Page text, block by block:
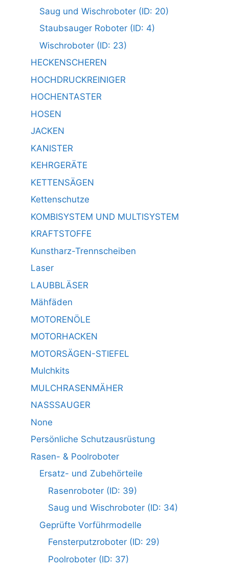
Saug und Wischroboter (ID: 20)
Staubsauger Roboter (ID: 4)
Wischroboter (ID: 23)
HECKENSCHEREN
HOCHDRUCKREINIGER
HOCHENTASTER
HOSEN
JACKEN
KANISTER
KEHRGERÄTE
KETTENSÄGEN
Kettenschutze
KOMBISYSTEM UND MULTISYSTEM
KRAFTSTOFFE
Kunstharz-Trennscheiben
Laser
LAUBBLÄSER
Mähfäden
MOTORENÖLE
MOTORHACKEN
MOTORSÄGEN-STIEFEL
Mulchkits
MULCHRASENMÄHER
NASSSAUGER
None
Persönliche Schutzausrüstung
Rasen- & Poolroboter
Ersatz- und Zubehörteile
Rasenroboter (ID: 39)
Saug und Wischroboter (ID: 34)
Geprüfte Vorführmodelle
Fensterputzroboter (ID: 29)
Poolroboter (ID: 37)